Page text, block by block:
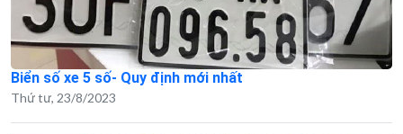
Biển số xe 5 số- Quy định mới nhất
Thứ tư, 23/8/2023